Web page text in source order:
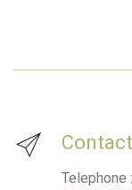
Telephone